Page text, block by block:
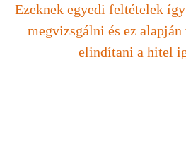
Ezeknek egyedi feltételek
megvizsgálni és ez
elindítani a hitel